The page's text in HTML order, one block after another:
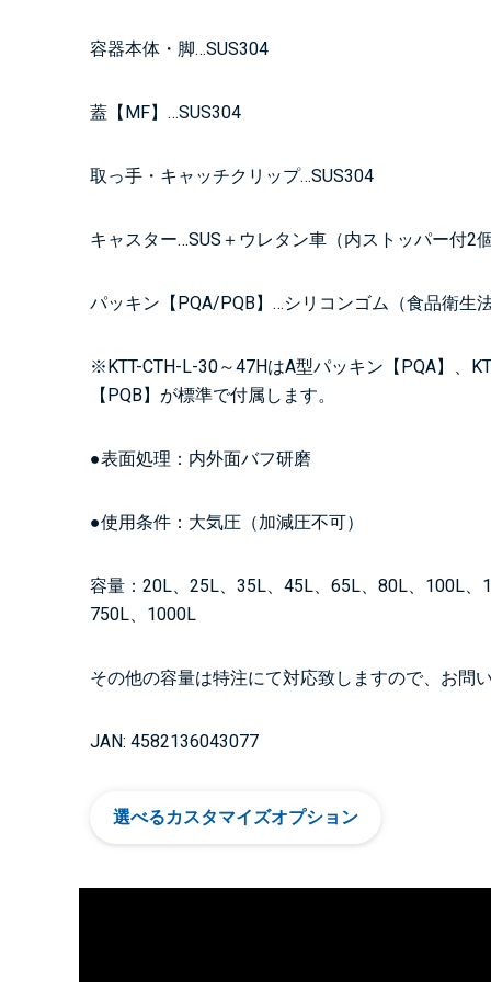
容器本体・脚…SUS304
蓋【MF】…SUS304
取っ手・キャッチクリップ…SUS304
キャスター…SUS＋ウレタン車（内ストッパー付2
パッキン【PQA/PQB】…シリコンゴム（食品衛生
※KTT-CTH-L-30～47HはA型パッキン【PQA】、
【PQB】が標準で付属します。
●表面処理：内外面バフ研磨
●使用条件：大気圧（加減圧不可）
容量：20L、25L、35L、45L、65L、80L、100L
750L、1000L
その他の容量は特注にて対応致しますので、お問
JAN: 4582136043077
選べるカスタマイズオプション